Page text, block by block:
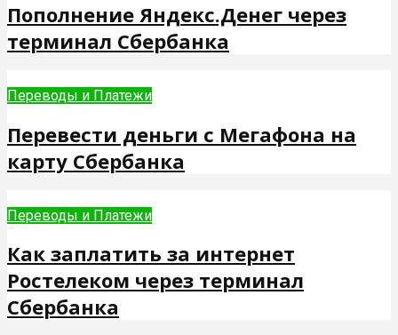
Пополнение Яндекс.Денег через
терминал Сбербанка
Переводы и Платежи
Перевести деньги с Мегафона на
карту Сбербанка
Переводы и Платежи
Как заплатить за интернет
Ростелеком через терминал
Сбербанка